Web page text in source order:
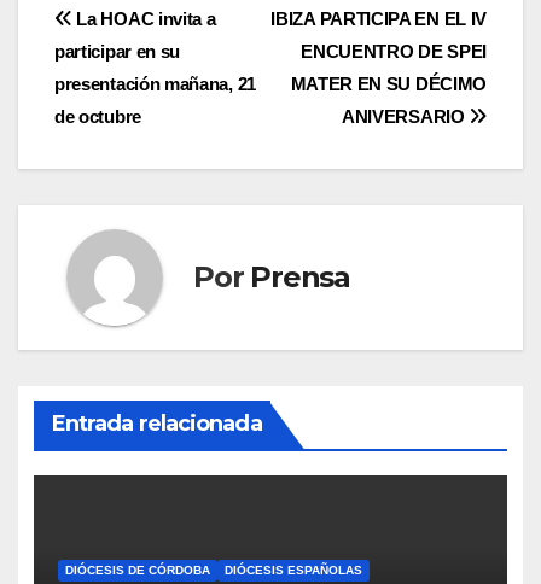
Navegación
de
entradas
IBIZA PARTICIPA EN EL IV
ENCUENTRO DE SPEI
MATER EN SU DÉCIMO
ANIVERSARIO
La HOAC invita a
participar en su
presentación mañana, 21
de octubre
Por Prensa
Entrada relacionada
DIÓCESIS DE CÓRDOBA DIÓCESIS ESPAÑOLAS